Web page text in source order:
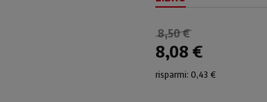
8,50 €
8,08 €
risparmi: 0,43 €